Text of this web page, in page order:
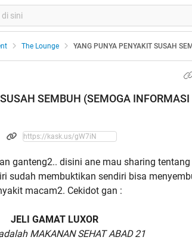
The Lounge YANG PUNYA PENYAKIT SUSAH
SEMBUH (SEMOGA INFORMASI
ganteng2.. disini ane mau sharing
sudah membuktikan sendiri bisa
macam2. Cekidot gan :
JELI GAMAT LUXOR
MAKANAN SEHAT ABAD 21